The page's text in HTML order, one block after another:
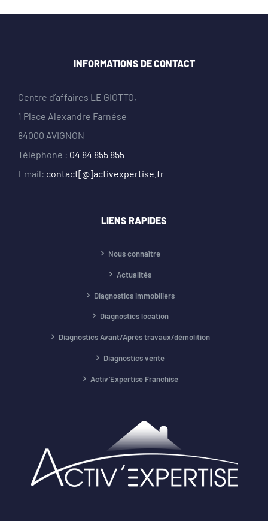
INFORMATIONS DE CONTACT
Centre d’affaires LE GIOTTO,
1 Place Alexandre Farnése
84000 AVIGNON
Téléphone : 04 84 855 855
Email: contact[@]activexpertise.fr
LIENS RAPIDES
Nous connaître
Actualités
Diagnostics immobiliers
Diagnostics location
Diagnostics Avant/Après travaux/démolition
Diagnostics vente
Activ’Expertise Franchise